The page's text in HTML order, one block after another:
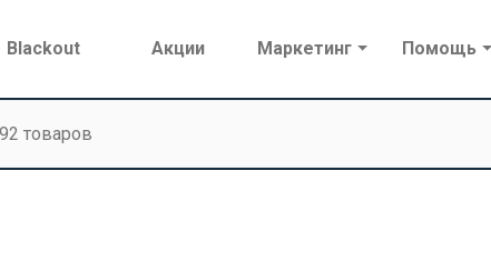
Blackout Акции Маркетинг Помощь